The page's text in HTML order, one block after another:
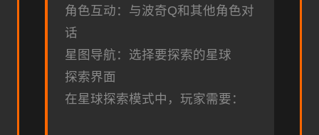
角色互动：与波奇Q和其他角色对
话
星图导航：选择要探索的星球
探索界面
在星球探索模式中，玩家需要：